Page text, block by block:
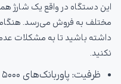
این دستگاه در واقع یک شارژ
مختلف به فروش می‌رسد. هنگام
داشته باشید تا به مشکلات
نکنید.